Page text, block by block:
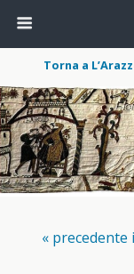
Torna a
« precedente